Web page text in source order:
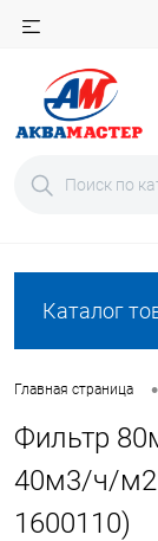
Каталог
Главная страница •
Фильтр
40м3/ч/м2
1600110)